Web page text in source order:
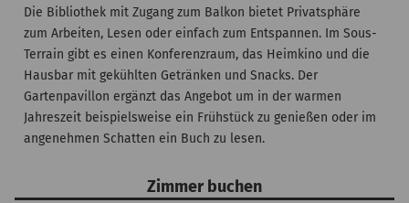
Die Bibliothek mit Zugang zum Balkon bietet Privatsphäre
zum Arbeiten, Lesen oder einfach zum Entspannen. Im Sous-
Terrain gibt es einen Konferenzraum, das Heimkino und die
Hausbar mit gekühlten Getränken und Snacks. Der
Gartenpavillon ergänzt das Angebot um in der warmen
Jahreszeit beispielsweise ein Frühstück zu genießen oder im
angenehmen Schatten ein Buch zu lesen.
Zimmer buchen